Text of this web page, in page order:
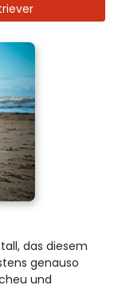
das diesem
genauso
und